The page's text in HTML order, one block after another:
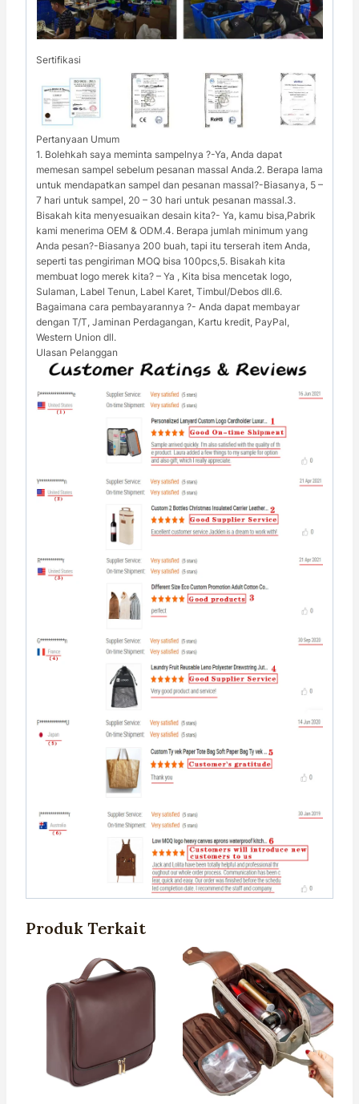
Sertifikasi
Pertanyaan Umum
1. Bolehkah saya meminta sampelnya ?-Ya, Anda dapat
memesan sampel sebelum pesanan massal Anda.2. Berapa lama
untuk mendapatkan sampel dan pesanan massal?-Biasanya, 5 –
7 hari untuk sampel, 20 – 30 hari untuk pesanan massal.3.
Bisakah kita menyesuaikan desain kita?- Ya, kamu bisa,Pabrik
kami menerima OEM & ODM.4. Berapa jumlah minimum yang
Anda pesan?-Biasanya 200 buah, tapi itu terserah item Anda,
seperti tas pengiriman MOQ bisa 100pcs,5. Bisakah kita
membuat logo merek kita? – Ya , Kita bisa mencetak logo,
Sulaman, Label Tenun, Label Karet, Timbul/Debos dll.6.
Bagaimana cara pembayarannya ?- Anda dapat membayar
dengan T/T, Jaminan Perdagangan, Kartu kredit, PayPal,
Western Union dll.
Ulasan Pelanggan
Produk Terkait